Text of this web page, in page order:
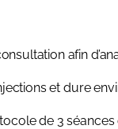
afin
et dure
de 3